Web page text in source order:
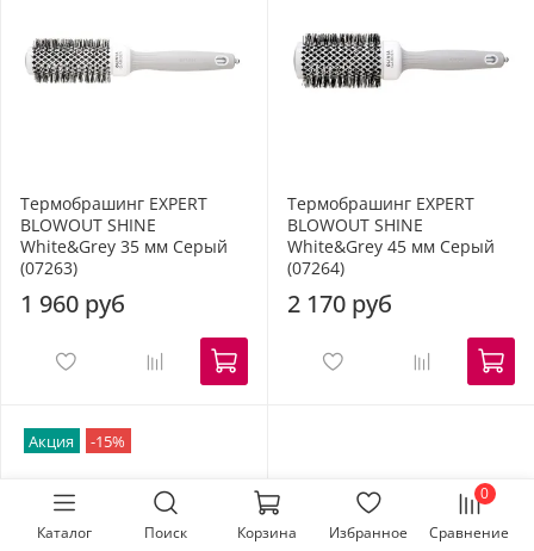
Термобрашинг EXPERT
BLOWOUT SHINE
White&Grey 35 мм Серый
(07263)
1 960 руб
Термобрашинг EXPERT
BLOWOUT SHINE
White&Grey 45 мм Серый
(07264)
2 170 руб
Акция -15%
Каталог Поиск Корзина Избранное
0
Сравнение